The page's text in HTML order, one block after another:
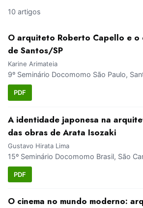
10 artigos
O arquiteto Roberto Capello e o
de Santos/SP
Karine Arimateia
9º Seminário Docomomo São Paulo,
PDF
A identidade japonesa na
das obras de Arata Isozaki
Gustavo Hirata Lima
15º Seminário Docomomo Brasil, São
PDF
O cinema no mundo moderno: